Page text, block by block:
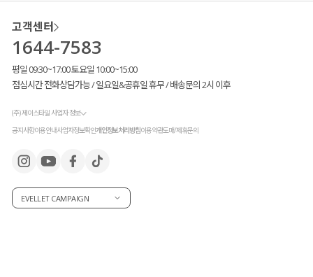
고객센터
1644-7583
평일 09:30~17:00 토요일 10:00~15:00
점심시간 전화상담가능 / 일요일&공휴일 휴무 / 배송문의 2시 이후
(주) 제이스타일 사업자 정보
공지사항이용안내사업자정보확인개인정보처리방침이용약관도매/제휴문의
EVELLET CAMPAIGN